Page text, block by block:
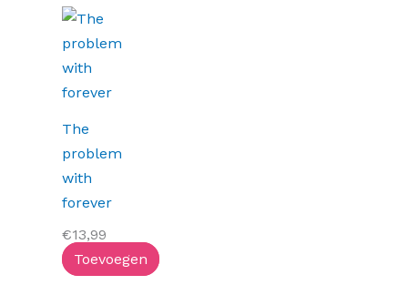
The
problem
with
forever
€13,99
Toevoegen